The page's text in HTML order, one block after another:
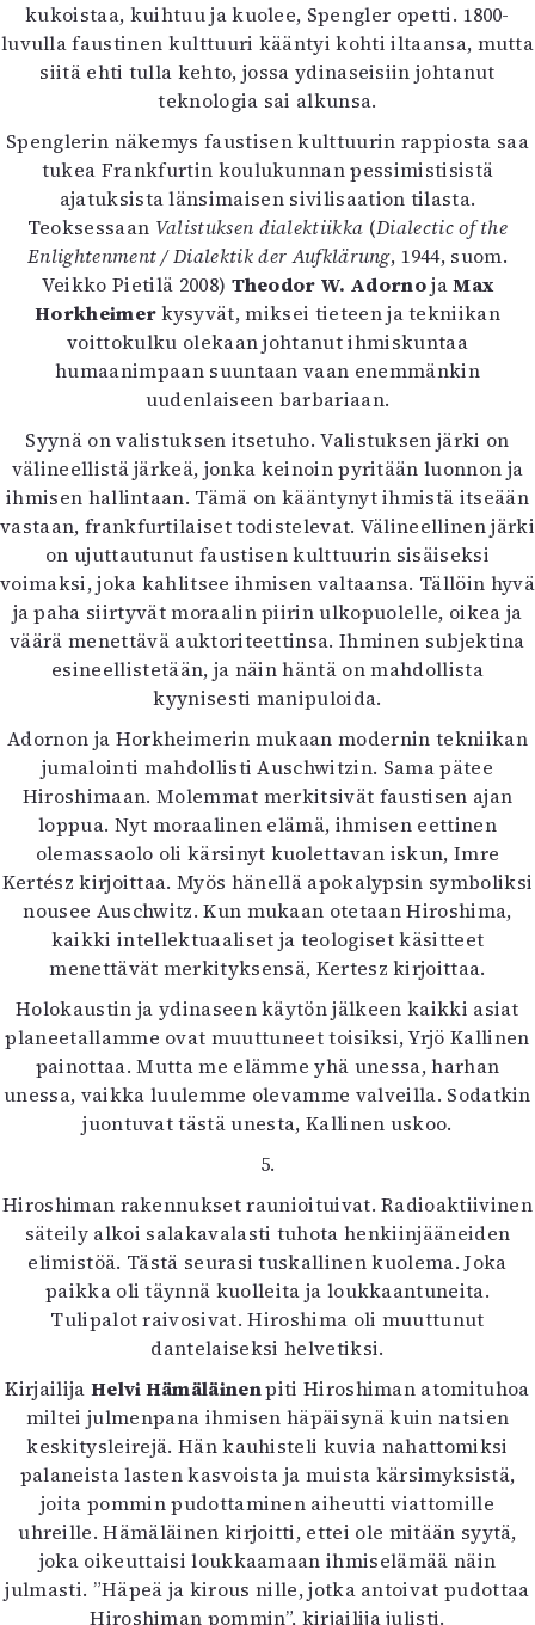
kukoistaa, kuihtuu ja kuolee, Spengler opetti. 1800-
luvulla faustinen kulttuuri kääntyi kohti iltaansa, mutta
siitä ehti tulla kehto, jossa ydinaseisiin johtanut
teknologia sai alkunsa.
Spenglerin näkemys faustisen kulttuurin rappiosta saa
tukea Frankfurtin koulukunnan pessimistisistä
ajatuksista länsimaisen sivilisaation tilasta.
Teoksessaan Valistuksen dialektiikka (Dialectic of the
Enlightenment /Dialektik der Aufklärung, 1944, suom.
Veikko Pietilä 2008) Theodor W. AdornojaMax
Horkheimerkysyvät, miksei tieteen ja tekniikan
voittokulku olekaan johtanut ihmiskuntaa
humaanimpaan suuntaan vaan enemmänkin
uudenlaiseen barbariaan.
Syynä on valistuksen itsetuho. Valistuksen järki on
välineellistä järkeä, jonka keinoin pyritään luonnon ja
ihmisen hallintaan. Tämä on kääntynyt ihmistä itseään
vastaan, frankfurtilaiset todistelevat. Välineellinen järki
on ujuttautunut faustisen kulttuurin sisäiseksi
voimaksi, joka kahlitsee ihmisen valtaansa. Tällöin hyvä
ja paha siirtyvät moraalin piirin ulkopuolelle, oikea ja
väärä menettävä auktoriteettinsa. Ihminen subjektina
esineellistetään, ja näin häntä on mahdollista
kyynisesti manipuloida.
Adornon ja Horkheimerin mukaan modernin tekniikan
jumalointi mahdollisti Auschwitzin. Sama pätee
Hiroshimaan. Molemmat merkitsivät faustisen ajan
loppua. Nyt moraalinen elämä, ihmisen eettinen
olemassaolo oli kärsinyt kuolettavan iskun, Imre
Kertész kirjoittaa. Myös hänellä apokalypsin symboliksi
nousee Auschwitz. Kun mukaan otetaan Hiroshima,
kaikki intellektuaaliset ja teologiset käsitteet
menettävät merkityksensä, Kertesz kirjoittaa.
Holokaustin ja ydinaseen käytön jälkeen kaikki asiat
planeetallamme ovat muuttuneet toisiksi, Yrjö Kallinen
painottaa. Mutta me elämme yhä unessa, harhan
unessa, vaikka luulemme olevamme valveilla. Sodatkin
juontuvat tästä unesta, Kallinen uskoo.
5.
Hiroshiman rakennukset raunioituivat. Radioaktiivinen
säteily alkoi salakavalasti tuhota henkiinjääneiden
elimistöä. Tästä seurasi tuskallinen kuolema. Joka
paikka oli täynnä kuolleita ja loukkaantuneita.
Tulipalot raivosivat. Hiroshima oli muuttunut
dantelaiseksi helvetiksi.
Kirjailija Helvi Hämäläinenpiti Hiroshiman atomituhoa
miltei julmenpana ihmisen häpäisynä kuin natsien
keskitysleirejä. Hän kauhisteli kuvia nahattomiksi
palaneista lasten kasvoista ja muista kärsimyksistä,
joita pommin pudottaminen aiheutti viattomille
uhreille. Hämäläinen kirjoitti, ettei ole mitään syytä,
joka oikeuttaisi loukkaamaan ihmiselämää näin
julmasti. ”Häpeä ja kirous nille, jotka antoivat pudottaa
Hiroshiman pommin”, kirjailija julisti.